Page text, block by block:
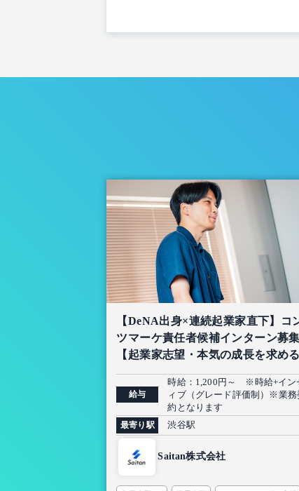
【DeNA出身×連続起業家直下】コ
ツマーケ責任者候補インターン募集
【起業家志望・本気の成長を求め
限定】
給与
時給：1,200円～ ※時給+イン
ィブ（グレード評価制）※業務
約となります
最寄り駅 渋谷駅
Saitan株式会社